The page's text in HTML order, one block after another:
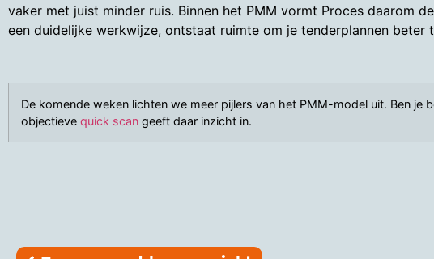
vaker met juist minder ruis. Binnen het PMM vormt Proces daarom
een duidelijke werkwijze, ontstaat ruimte om je tenderplannen beter
De komende weken lichten we meer pijlers van het PMM-model uit. Ben
objectieve quick scan geeft daar inzicht in.